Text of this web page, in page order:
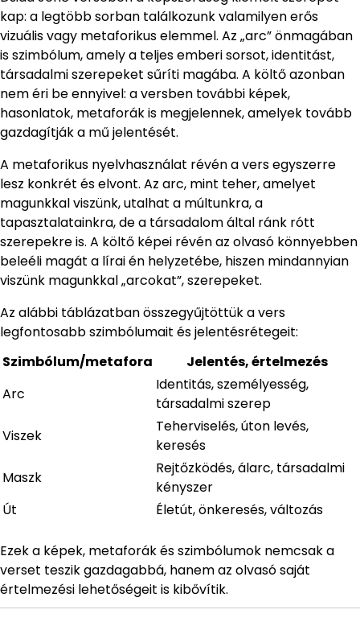
kap: a legtöbb sorban találkozunk valamilyen erős
vizuális vagy metaforikus elemmel. Az „arc” önmagában
is szimbólum, amely a teljes emberi sorsot, identitást,
társadalmi szerepeket sűríti magába. A költő azonban
nem éri be ennyivel: a versben további képek,
hasonlatok, metaforák is megjelennek, amelyek tovább
gazdagítják a mű jelentését.
A metaforikus nyelvhasználat révén a vers egyszerre
lesz konkrét és elvont. Az arc, mint teher, amelyet
magunkkal viszünk, utalhat a múltunkra, a
tapasztalatainkra, de a társadalom által ránk rótt
szerepekre is. A költő képei révén az olvasó könnyebben
beleéli magát a lírai én helyzetébe, hiszen mindannyian
viszünk magunkkal „arcokat”, szerepeket.
Az alábbi táblázatban összegyűjtöttük a vers
legfontosabb szimbólumait és jelentésrétegeit:
Szimbólum/metafora
Jelentés, értelmezés
Arc
Identitás, személyesség,
társadalmi szerep
Viszek
Teherviselés, úton levés,
keresés
Maszk
Rejtőzködés, álarc, társadalmi
kényszer
Út
Életút, önkeresés, változás
Ezek a képek, metaforák és szimbólumok nemcsak a
verset teszik gazdagabbá, hanem az olvasó saját
értelmezési lehetőségeit is kibővítik.